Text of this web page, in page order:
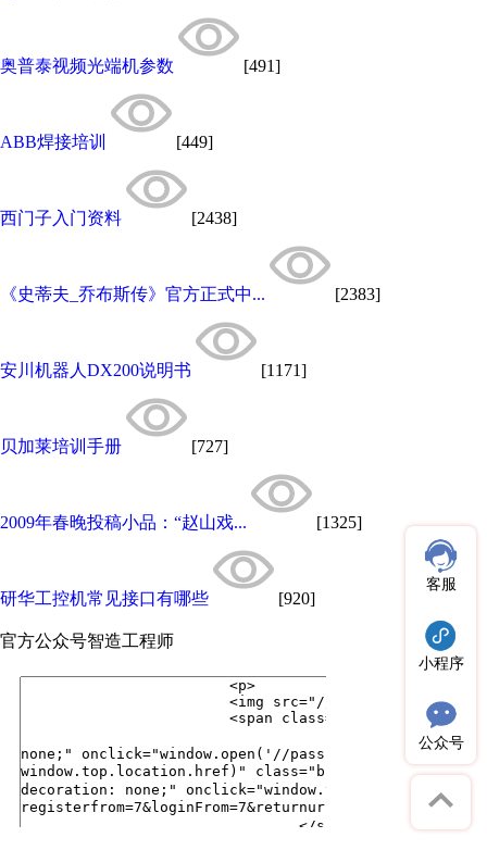
奥普泰视频光端机参数 [491]
ABB焊接培训 [449]
西门子入门资料 [2438]
《史蒂夫_乔布斯传》官方正式中... [2383]
安川机器人DX200说明书 [1171]
贝加莱培训手册 [727]
2009年春晚投稿小品：“赵山戏... [1325]
研华工控机常见接口有哪些 [920]
官方公众号智造工程师
客服
小程序
公众号